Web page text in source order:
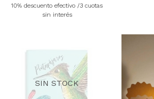
10% descuento efectivo /3 cuotas
sin interés
SIN STOCK